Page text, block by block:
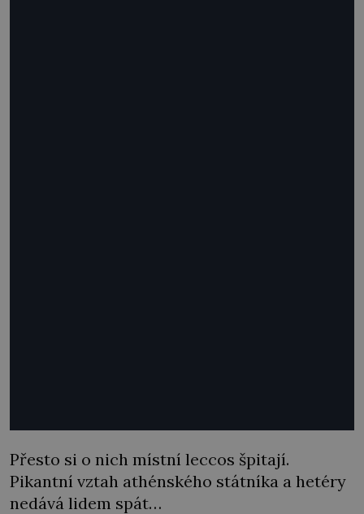
Přesto si o nich místní leccos špitají.
Pikantní vztah athénského státníka a hetéry
nedává lidem spát…